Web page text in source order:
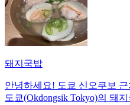
돼지국밥
안녕하세요! 도쿄 신오쿠보
도쿄(Okdongsik Tokyo)의 돼